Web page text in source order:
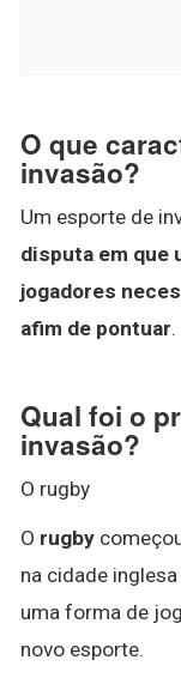
O que
invasão?
Um esporte de
disputa em que
jogadores
afim de pontuar.
Qual foi o
invasão?
O rugby
O rugby
na cidade
uma forma de
novo esporte.